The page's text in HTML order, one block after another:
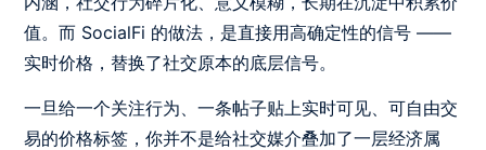
值。而 SocialFi 的做法，是直接用高确定性的信号 ——
实时价格，替换了社交原本的底层信号。
一旦给一个关注行为、一条帖子贴上实时可见、可自由交
易的价格标签，你并不是给社交媒介叠加了一层经济属